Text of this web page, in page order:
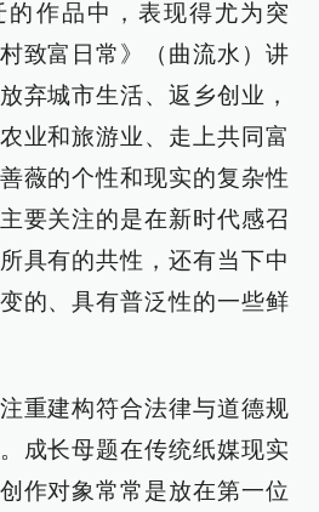
作品中，表现得尤为突
致富日常》（曲流水）讲
弃城市生活、返乡创业，
业和旅游业、走上共同富
薇的个性和现实的复杂性
要关注的是在新时代感召
具有的共性，还有当下中
的、具有普泛性的一些鲜
重建构符合法律与道德规
成长母题在传统纸媒现实
作对象常常是放在第一位